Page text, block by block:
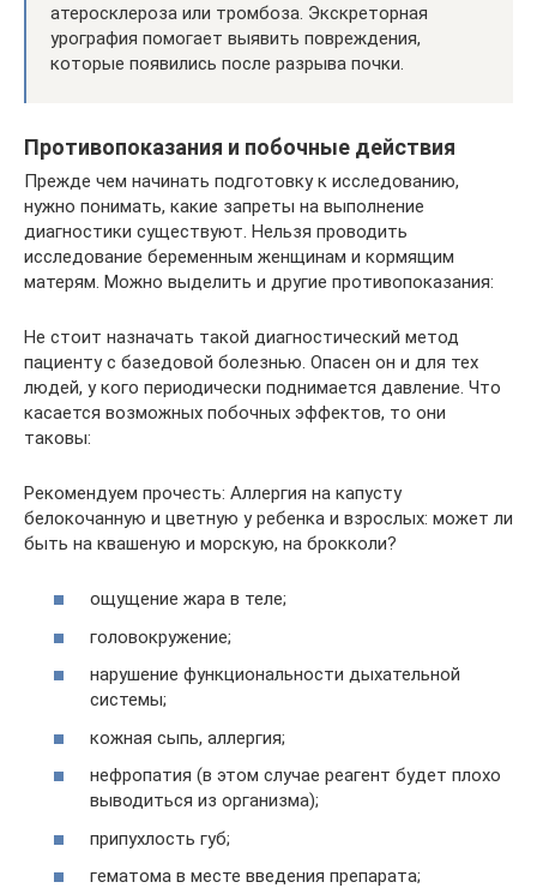
атеросклероза или тромбоза. Экскреторная
урография помогает выявить повреждения,
которые появились после разрыва почки.
Противопоказания и побочные действия
Прежде чем начинать подготовку к исследованию,
нужно понимать, какие запреты на выполнение
диагностики существуют. Нельзя проводить
исследование беременным женщинам и кормящим
матерям. Можно выделить и другие противопоказания:
Не стоит назначать такой диагностический метод
пациенту с базедовой болезнью. Опасен он и для тех
людей, у кого периодически поднимается давление. Что
касается возможных побочных эффектов, то они
таковы:
Рекомендуем прочесть: Аллергия на капусту
белокочанную и цветную у ребенка и взрослых: может ли
быть на квашеную и морскую, на брокколи?
ощущение жара в теле;
головокружение;
нарушение функциональности дыхательной
системы;
кожная сыпь, аллергия;
нефропатия (в этом случае реагент будет плохо
выводиться из организма);
припухлость губ;
гематома в месте введения препарата;